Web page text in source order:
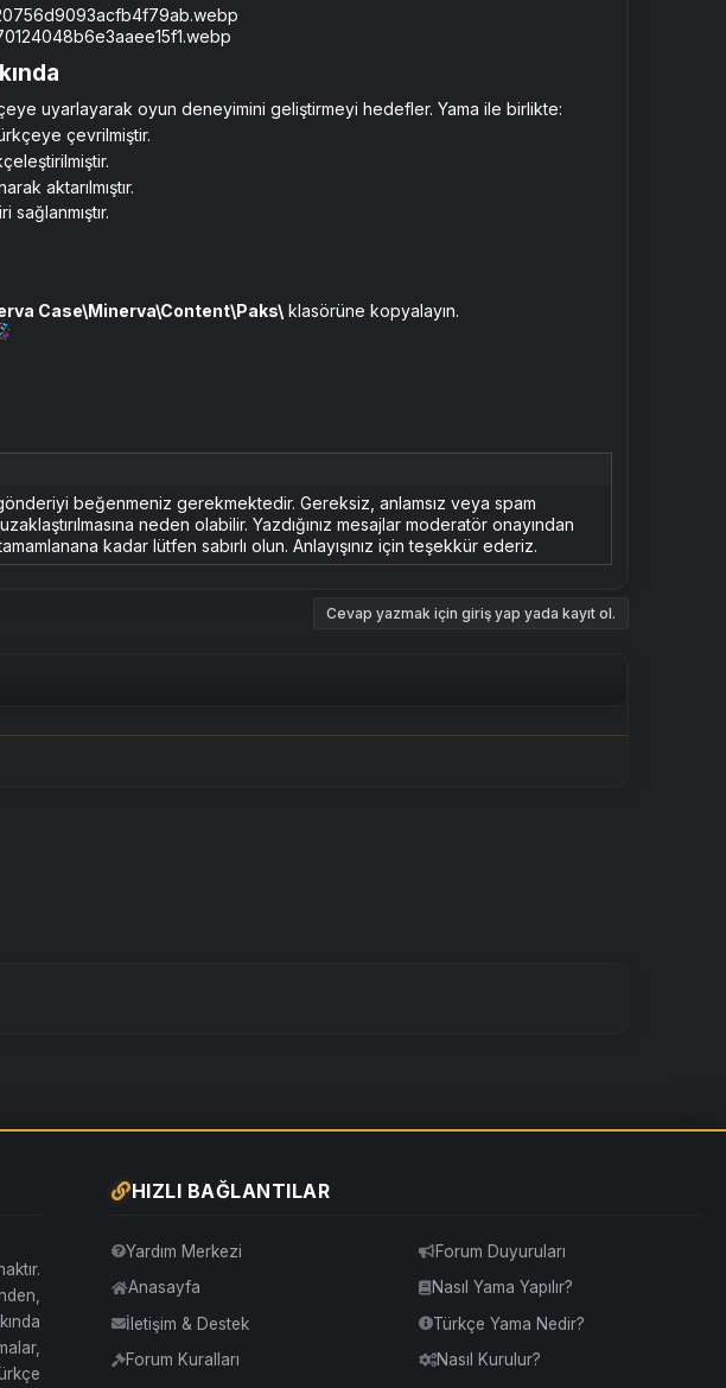
uyarlayarak oyun deneyimini geliştirmeyi hedefler. Yama ile birlikte:
çevrilmiştir.
aktarılmıştır.
Case\Minerva\Content\Paks\ klasörüne kopyalayın.
beğenmeniz gerekmektedir. Gereksiz, anlamsız veya spam
neden olabilir. Yazdığınız mesajlar moderatör onayından
kadar lütfen sabırlı olun. Anlayışınız için teşekkür ederiz.
Cevap yazmak için giriş yap yada kayıt ol.
HIZLI BAĞLANTILAR
Yardım Merkezi
Anasayfa
İletişim & Destek
Forum Kuralları
Forum Duyuruları
Nasıl Yama Yapılır?
Türkçe Yama Nedir?
Nasıl Kurulur?